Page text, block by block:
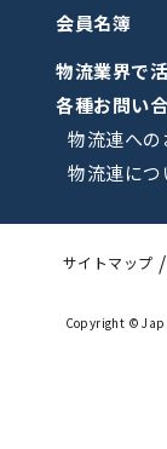
会員名簿
物流業界で
各種お問い
物流連へ
物流連に
サイトマップ
Copyright ©